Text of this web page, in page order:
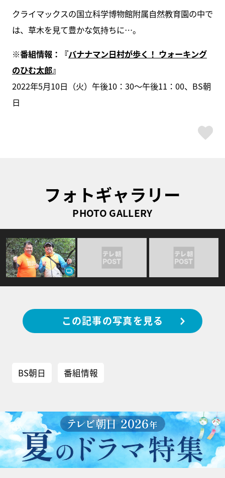
クライマックスの国立科学博物館附属自然教育園の中で
は、草木を見て豊かな気持ちに…。
※番組情報：『バナナマン日村が歩く！ ウォーキング
のひむ太郎』
2022年5月10日（火）午後10：30～午後11：00、BS朝
日
フォトギャラリー
PHOTO GALLERY
この記事の写真を見る
BS朝日 番組情報